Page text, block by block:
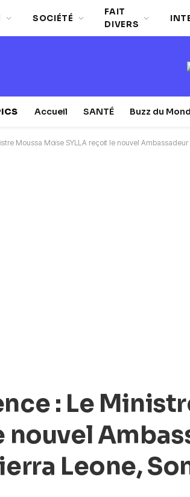
SOCIÉTÉ
FAIT
DIVERS
Accueil SANTÉ Buzz du
Moussa Moïse SYLLA reçoit le nouvel
: Le
nouvel
Leone,